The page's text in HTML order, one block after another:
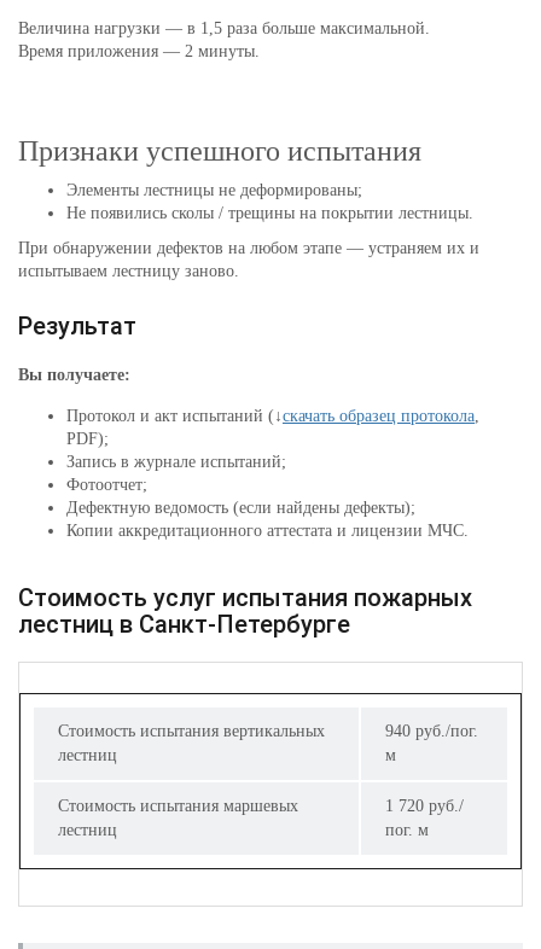
Величина нагрузки — в 1,5 раза больше максимальной.
Время приложения — 2 минуты.
Признаки успешного испытания
Элементы лестницы не деформированы;
Не появились сколы / трещины на покрытии лестницы.
При обнаружении дефектов на любом этапе — устраняем их и
испытываем лестницу заново.
Результат
Вы получаете:
Протокол и акт испытаний (↓скачать образец протокола,
PDF);
Запись в журнале испытаний;
Фотоотчет;
Дефектную ведомость (если найдены дефекты);
Копии аккредитационного аттестата и лицензии МЧС.
Стоимость услуг испытания пожарных
лестниц в Санкт-Петербурге
Стоимость испытания вертикальных
лестниц
940 руб./пог.
м
Стоимость испытания маршевых
лестниц
1 720 руб./
пог. м